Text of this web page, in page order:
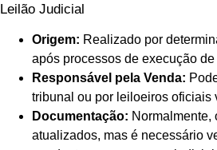
Leilão Judicial
Origem: Realizado por
após processos de execução
Responsável pela Venda:
tribunal ou por leiloeiros oficiais
Documentação: Normalmente,
atualizados, mas é necessário